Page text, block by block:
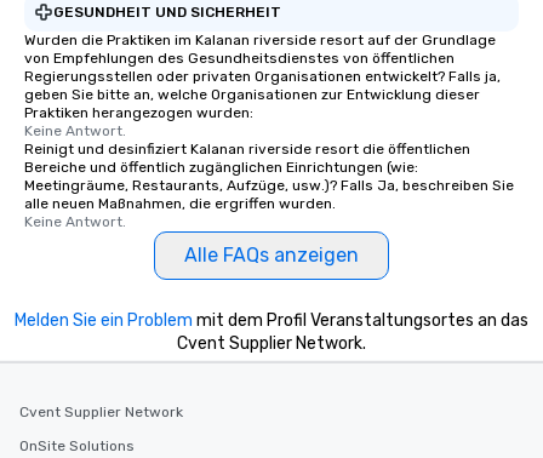
GESUNDHEIT UND SICHERHEIT
Wurden die Praktiken im Kalanan riverside resort auf der Grundlage
von Empfehlungen des Gesundheitsdienstes von öffentlichen
Regierungsstellen oder privaten Organisationen entwickelt? Falls ja,
geben Sie bitte an, welche Organisationen zur Entwicklung dieser
Praktiken herangezogen wurden:
Keine Antwort.
Reinigt und desinfiziert Kalanan riverside resort die öffentlichen
Bereiche und öffentlich zugänglichen Einrichtungen (wie:
Meetingräume, Restaurants, Aufzüge, usw.)? Falls Ja, beschreiben Sie
alle neuen Maßnahmen, die ergriffen wurden.
Keine Antwort.
Alle FAQs anzeigen
Melden Sie ein Problem mit dem Profil Veranstaltungsortes an das
Cvent Supplier Network.
Cvent Supplier Network
OnSite Solutions